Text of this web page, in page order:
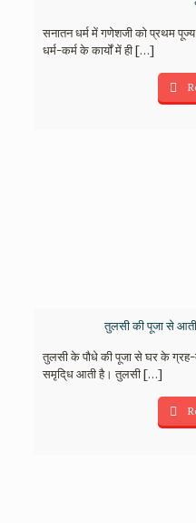
सनातन धर्म में गणेशजी को प्रथम
धर्म-कर्म के कार्यों में ही[…]
तुलसी की पूजा से
तुलसी के पौधे की पूजा से घर के
समृदि्ध आती है। तुलसी[…]